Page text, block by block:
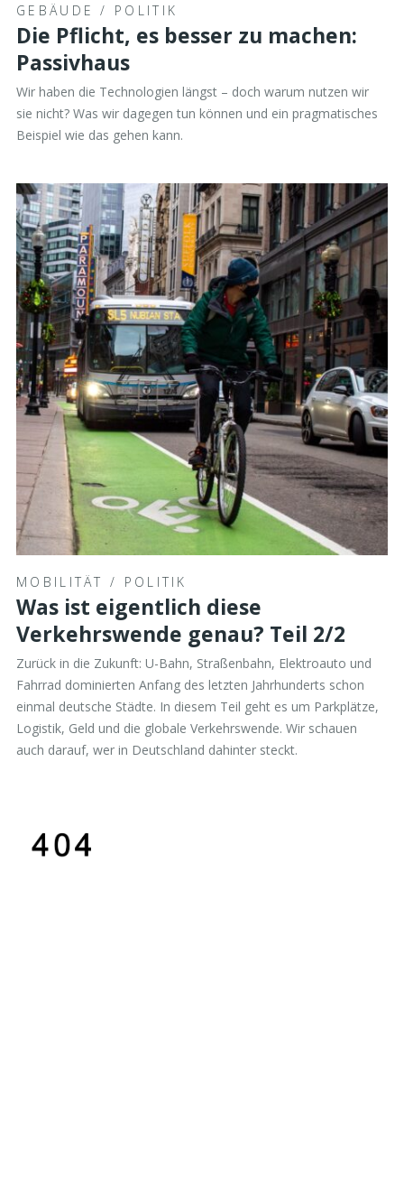
GEBÄUDE / POLITIK
Die Pflicht, es besser zu machen:
Passivhaus
Wir haben die Technologien längst – doch warum nutzen wir
sie nicht? Was wir dagegen tun können und ein pragmatisches
Beispiel wie das gehen kann.
MOBILITÄT / POLITIK
Was ist eigentlich diese
Verkehrswende genau? Teil 2/2
Zurück in die Zukunft: U-Bahn, Straßenbahn, Elektroauto und
Fahrrad dominierten Anfang des letzten Jahrhunderts schon
einmal deutsche Städte. In diesem Teil geht es um Parkplätze,
Logistik, Geld und die globale Verkehrswende. Wir schauen
auch darauf, wer in Deutschland dahinter steckt.